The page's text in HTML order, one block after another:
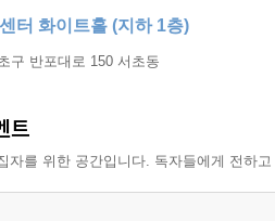
터 화이트홀 (지하 1층)
구 반포대로 150 서초동
트
자를 위한 공간입니다. 독자들에게 전하